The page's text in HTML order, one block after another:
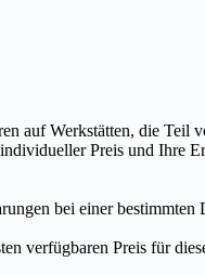
auf Werkstätten, die
Preis und Ihre
bei einer
verfügbaren Preis für